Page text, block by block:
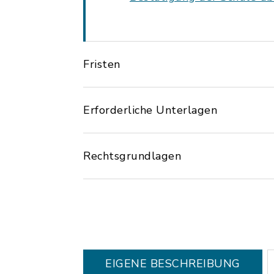
Fristen
Erforderliche Unterlagen
Rechtsgrundlagen
EIGENE BESCHREIBUNG